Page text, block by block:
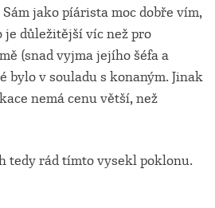
jako píárista moc dobře vím,
je důležitější víc než pro
(snad vyjma jejího šéfa a
bylo v souladu s konaným. Jinak
nemá cenu větší, než
tedy rád tímto vysekl poklonu.